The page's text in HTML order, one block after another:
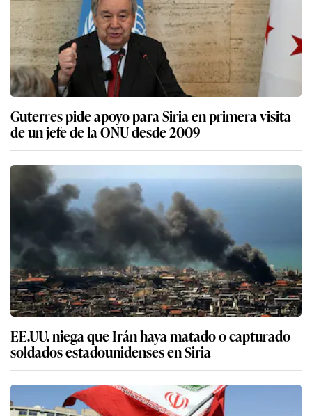
Guterres pide apoyo para Siria en primera visita
de un jefe de la ONU desde 2009
EE.UU. niega que Irán haya matado o capturado
soldados estadounidenses en Siria